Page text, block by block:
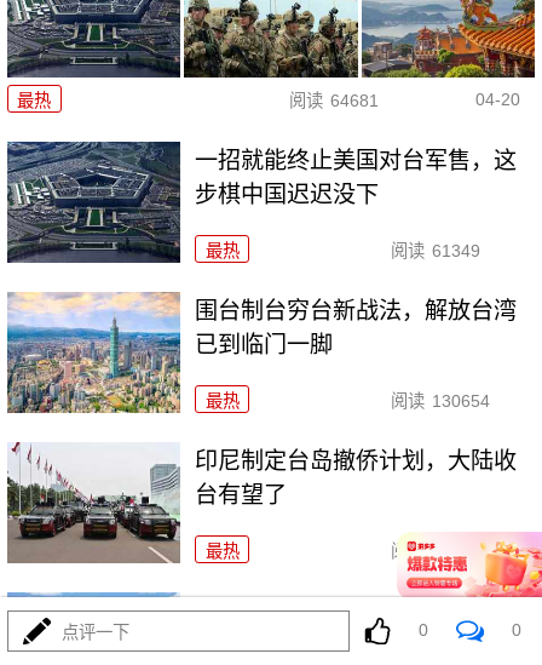
最热 阅读 64681 04-20
一招就能终止美国对台军售，这
步棋中国迟迟没下
最热 阅读 61349
围台制台穷台新战法，解放台湾
已到临门一脚
最热 阅读 130654
印尼制定台岛撤侨计划，​大陆收
台有望了
最热 阅读 58873
刚刚对台釜底抽薪，大陆终于动
手了，敲山震虎
点评一下 0 0